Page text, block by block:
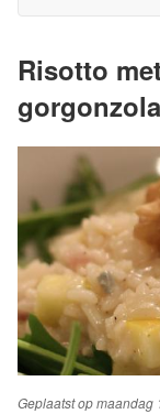
Risotto
gorgonzola
Geplaatst opmaandag